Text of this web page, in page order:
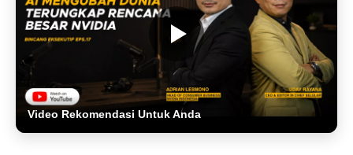
Video Rekomendasi Untuk Anda